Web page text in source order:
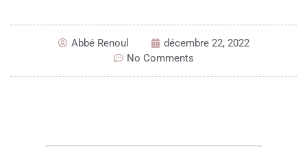
Abbé Renoul
décembre 22, 2022
No Comments